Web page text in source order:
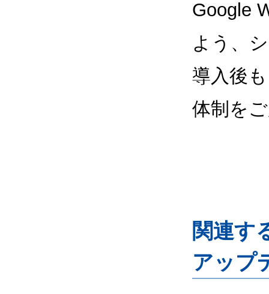
Google
よう、
導入後
体制を
関連す
アップ